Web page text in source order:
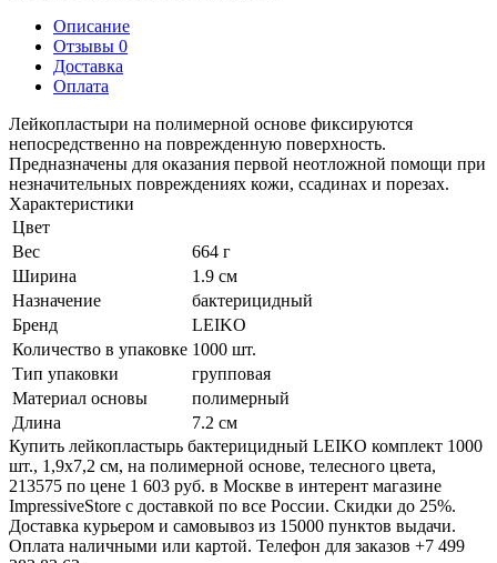
Описание
Отзывы 0
Доставка
Оплата
Лейкопластыри на полимерной основе фиксируются
непосредственно на поврежденную поверхность.
Предназначены для оказания первой неотложной помощи при
незначительных повреждениях кожи, ссадинах и порезах.
Характеристики
Цвет
Вес
664 г
Ширина
1.9 см
Назначение
бактерицидный
Бренд
LEIKO
Количество в упаковке 1000 шт.
Тип упаковки
групповая
Материал основы
полимерный
Длина
7.2 см
Купить лейкопластырь бактерицидный LEIKO комплект 1000
шт., 1,9х7,2 см, на полимерной основе, телесного цвета,
213575 по цене 1 603 руб. в Москве в интерент магазине
ImpressiveStore с доставкой по все России. Скидки до 25%.
Доставка курьером и самовывоз из 15000 пунктов выдачи.
Оплата наличными или картой. Телефон для заказов +7 499